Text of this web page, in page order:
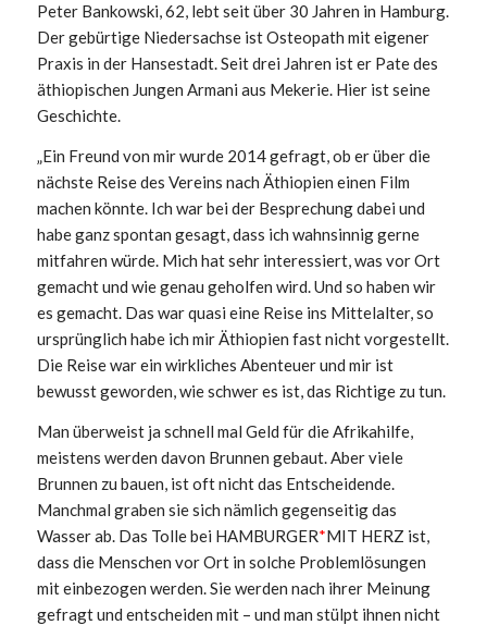
Peter Bankowski, 62, lebt seit über 30 Jahren in Hamburg.
Der gebürtige Niedersachse ist Osteopath mit eigener
Praxis in der Hansestadt. Seit drei Jahren ist er Pate des
äthiopischen Jungen Armani aus Mekerie. Hier ist seine
Geschichte.
„Ein Freund von mir wurde 2014 gefragt, ob er über die
nächste Reise des Vereins nach Äthiopien einen Film
machen könnte. Ich war bei der Besprechung dabei und
habe ganz spontan gesagt, dass ich wahnsinnig gerne
mitfahren würde. Mich hat sehr interessiert, was vor Ort
gemacht und wie genau geholfen wird. Und so haben wir
es gemacht. Das war quasi eine Reise ins Mittelalter, so
ursprünglich habe ich mir Äthiopien fast nicht vorgestellt.
Die Reise war ein wirkliches Abenteuer und mir ist
bewusst geworden, wie schwer es ist, das Richtige zu tun.
Man überweist ja schnell mal Geld für die Afrikahilfe,
meistens werden davon Brunnen gebaut. Aber viele
Brunnen zu bauen, ist oft nicht das Entscheidende.
Manchmal graben sie sich nämlich gegenseitig das
Wasser ab. Das Tolle bei HAMBURGER*MIT HERZ ist,
dass die Menschen vor Ort in solche Problemlösungen
mit einbezogen werden. Sie werden nach ihrer Meinung
gefragt und entscheiden mit – und man stülpt ihnen nicht